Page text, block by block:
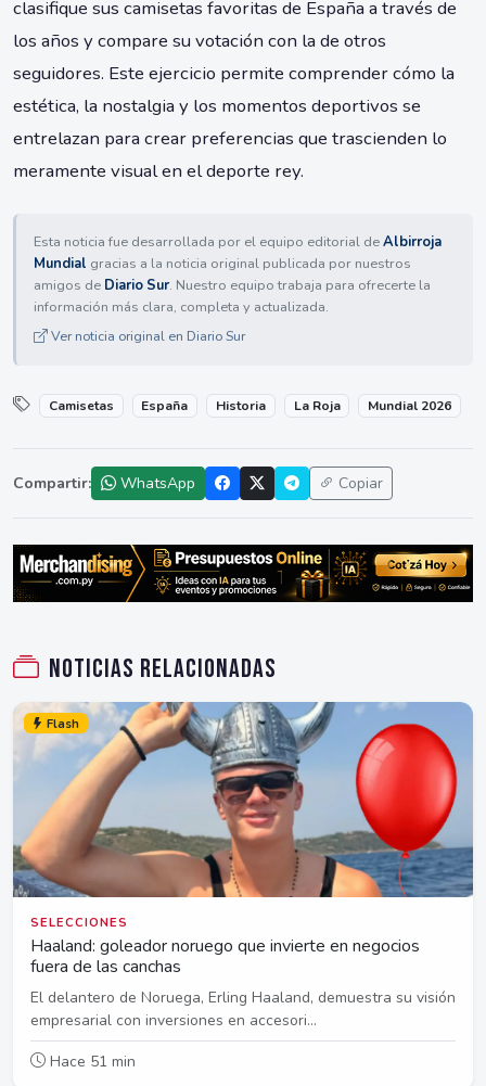
clasifique sus camisetas favoritas de España a través de
los años y compare su votación con la de otros
seguidores. Este ejercicio permite comprender cómo la
estética, la nostalgia y los momentos deportivos se
entrelazan para crear preferencias que trascienden lo
meramente visual en el deporte rey.
Esta noticia fue desarrollada por el equipo editorial deAlbirroja
Mundial gracias a la noticia original publicada por nuestros
amigos de Diario Sur. Nuestro equipo trabaja para ofrecerte la
información más clara, completa y actualizada.
Ver noticia original en Diario Sur
Camisetas España Historia La Roja Mundial 2026
Compartir: WhatsApp Copiar
Noticias relacionadas
Flash
SELECCIONES
Haaland: goleador noruego que invierte en negocios
fuera de las canchas
El delantero de Noruega, Erling Haaland, demuestra su visión
empresarial con inversiones en accesori...
Hace 51 min